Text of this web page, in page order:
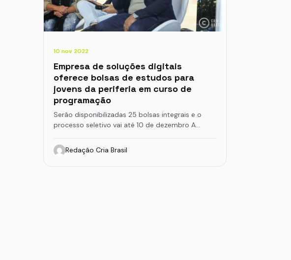
10 nov 2022
Empresa de soluções digitais
oferece bolsas de estudos para
jovens da periferia em curso de
programação
Serão disponibilizadas 25 bolsas integrais e o
processo seletivo vai até 10 de dezembro A…
Redação Cria Brasil